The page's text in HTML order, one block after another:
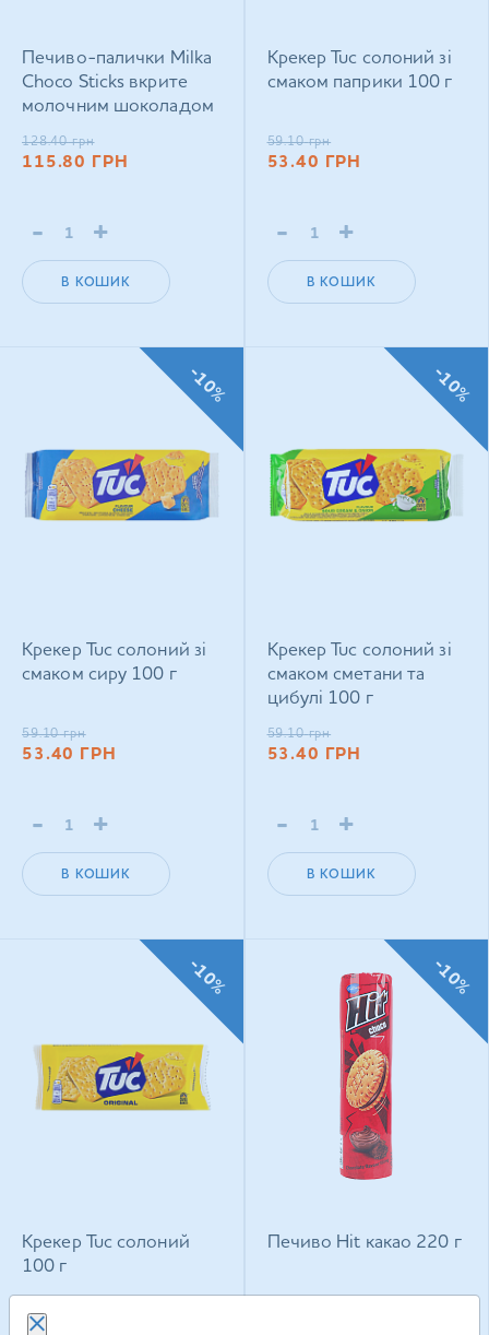
Печиво-палички Milka
Choco Sticks вкрите
молочним шоколадом
128.40 грн
115.80 ГРН
- +
В КОШИК
Крекер Tuc солоний зі
смаком паприки 100 г
59.10 грн
53.40 ГРН
- +
В КОШИК
Крекер Tuc солоний зі
смаком сиру 100 г
59.10 грн
53.40 ГРН
- +
В КОШИК
-10%
Крекер Tuc солоний зі
смаком сметани та
цибулі 100 г
59.10 грн
53.40 ГРН
- +
В КОШИК
-10%
Крекер Tuc солоний
100 г
59.10
-10%
Печиво Hit какао 220 г
-10%